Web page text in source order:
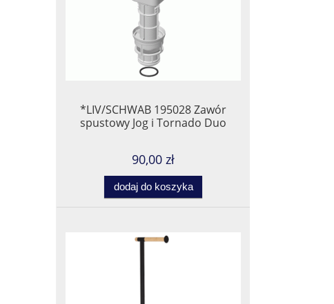
*LIV/SCHWAB 195028 Zawór
spustowy Jog i Tornado Duo
90,00 zł
dodaj do koszyka